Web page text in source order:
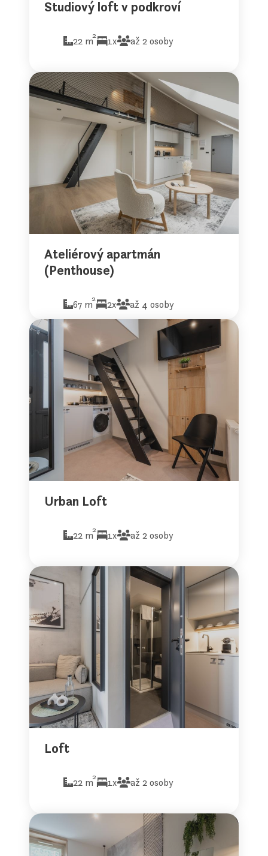
Studiový loft v podkroví
22 m2 1x až 2 osoby
Ateliérový apartmán
(Penthouse)
67 m2 2x až 4 osoby
Urban Loft
22 m2 1x až 2 osoby
Loft
22 m2 1x až 2 osoby